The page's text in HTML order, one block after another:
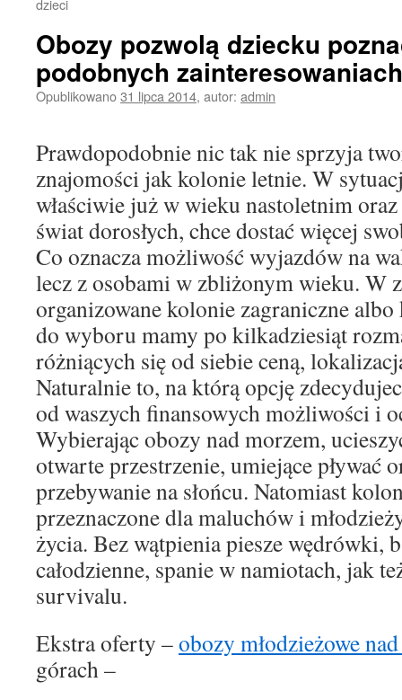
dzieci
Obozy pozwolą dziecku
podobnych zainteresowaniach
Opublikowano31 lipca 2014, autor: admin
Prawdopodobnie nic tak nie sprzyja
znajomości jak kolonie letnie. W
właściwie już w wieku nastoletnim
świat dorosłych, chce dostać więcej
Co oznacza możliwość wyjazdów na
lecz z osobami w zbliżonym wieku. W
organizowane kolonie zagraniczne
do wyboru mamy po kilkadziesiąt
różniących się od siebie ceną,
Naturalnie to, na którą opcję
od waszych finansowych możliwości i
Wybierając obozy nad morzem,
otwarte przestrzenie, umiejące pływać
przebywanie na słońcu. Natomiast
przeznaczone dla maluchów i
życia. Bez wątpienia piesze wędrówki,
całodzienne, spanie w namiotach, jak
survivalu.
Ekstra oferty –obozy młodzieżowe
górach –